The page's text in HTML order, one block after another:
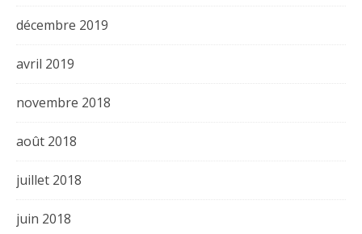
décembre 2019
avril 2019
novembre 2018
août 2018
juillet 2018
juin 2018